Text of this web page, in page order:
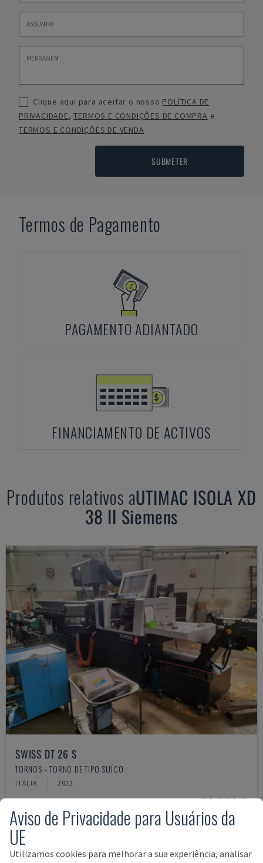
Clique aqui para aceitar o nosso POLÍTICA DE
PRIVACIDADE,TERMOS E CONDIÇÕES DE COMPRA e
TERMOS E CONDIÇÕES DE VENDA
SUBMETER
Termos de Pagamento
PAGAMENTO ADIANTADO
FINANCIAMENTO DE ACTIVOS
Produtos relativos aUTIMAC ISOLA XD
38 II Siemens
SWISS DT 26 S
TORNOS - TORNO DE TIPO SUÍÇO
ITÁLIA 2022
98.000 €
Aviso de Privacidade para Usuários da
UE
Utilizamos cookies para melhorar a sua experiência, analisar